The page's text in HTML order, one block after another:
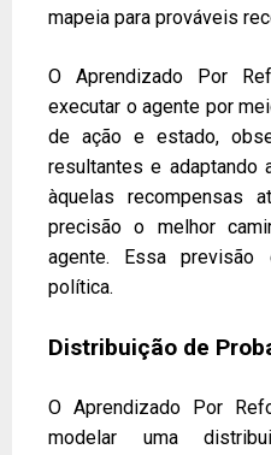
mapeia para prováveis
O Aprendizado Por
executar o agente por
de ação e estado,
resultantes e adaptando
àquelas recompensas
precisão o melhor
agente. Essa previsão
política.
Distribuição de
O Aprendizado Por
modelar uma